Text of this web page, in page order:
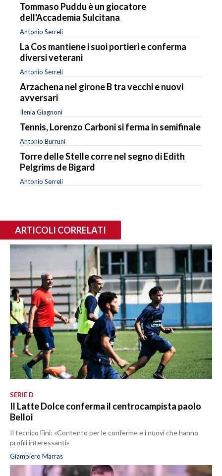
Tommaso Puddu è un giocatore
dell'Accademia Sulcitana
Antonio Serreli
La Cos mantiene i suoi portieri e conferma
diversi veterani
Antonio Serreli
Arzachena nel girone B tra vecchi e nuovi
avversari
Ilenia Giagnoni
Tennis, Lorenzo Carboni si ferma in semifinale
Antonio Burruni
Torre delle Stelle corre nel segno di Edith
Pelgrims de Bigard
Antonio Serreli
ARTICOLI CORRELATI
SERIE D
Il Latte Dolce conferma il centrocampista paolo
Belloi
Il tecnico Fini: «Contento per le conferme e i nuovi che hanno
profili interessanti»
Giampiero Marras